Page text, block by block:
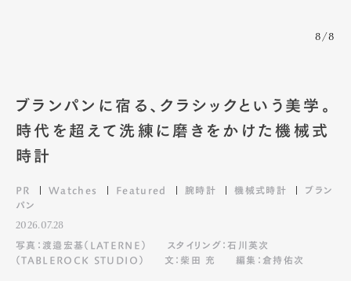
8/8
ブランパンに宿る、クラシックという美学。
時代を超えて洗練に磨きをかけた機械式
時計
Watches Featured 腕時計 機械式時計
ブラン
パン
2026.07.28
写真：渡邉宏基（LATERNE）
スタイリング：石川英次
（TABLEROCK STUDIO）
文：柴田 充 編集：倉持佑次